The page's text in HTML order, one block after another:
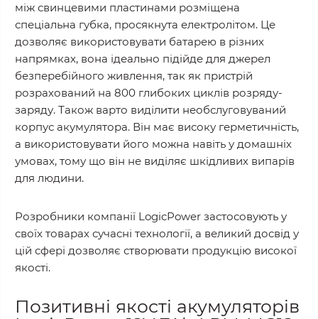
між свинцевими пластинами розміщена
спеціальна губка, просякнута електролітом. Це
дозволяє використовувати батарею в різних
напрямках, вона ідеально підійде для джерел
безперебійного живлення, так як пристрій
розрахований на 800 глибоких циклів розряду-
заряду. Також варто виділити необслуговуваний
корпус акумулятора. Він має високу герметичність,
а використовувати його можна навіть у домашніх
умовах, тому що він не виділяє шкідливих випарів
для людини.
Розробники компанії LogicPower застосовують у
своїх товарах сучасні технології, а великий досвід у
цій сфері дозволяє створювати продукцію високої
якості.
Позитивні якості акумуляторів